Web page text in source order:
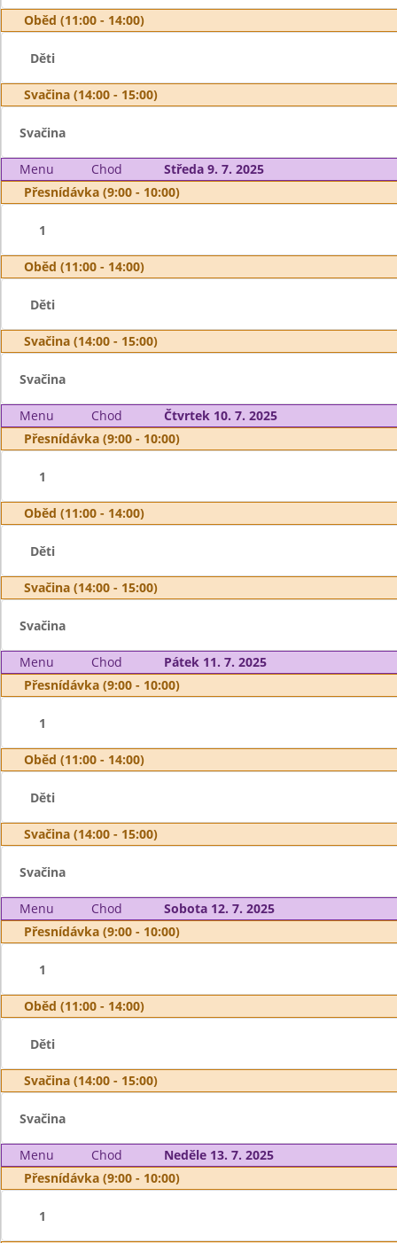
Oběd (11:00 - 14:00)
Děti
Svačina (14:00 - 15:00)
Svačina
Menu Chod
Středa 9. 7. 2025
Přesnídávka (9:00 - 10:00)
1
Oběd (11:00 - 14:00)
Děti
Svačina (14:00 - 15:00)
Svačina
Menu Chod
Čtvrtek 10. 7. 2025
Přesnídávka (9:00 - 10:00)
1
Oběd (11:00 - 14:00)
Děti
Svačina (14:00 - 15:00)
Svačina
Menu Chod
Pátek 11. 7. 2025
Přesnídávka (9:00 - 10:00)
1
Oběd (11:00 - 14:00)
Děti
Svačina (14:00 - 15:00)
Svačina
Menu Chod
Sobota 12. 7. 2025
Přesnídávka (9:00 - 10:00)
1
Oběd (11:00 - 14:00)
Děti
Svačina (14:00 - 15:00)
Svačina
Menu Chod
Neděle 13. 7. 2025
Přesnídávka (9:00 - 10:00)
1